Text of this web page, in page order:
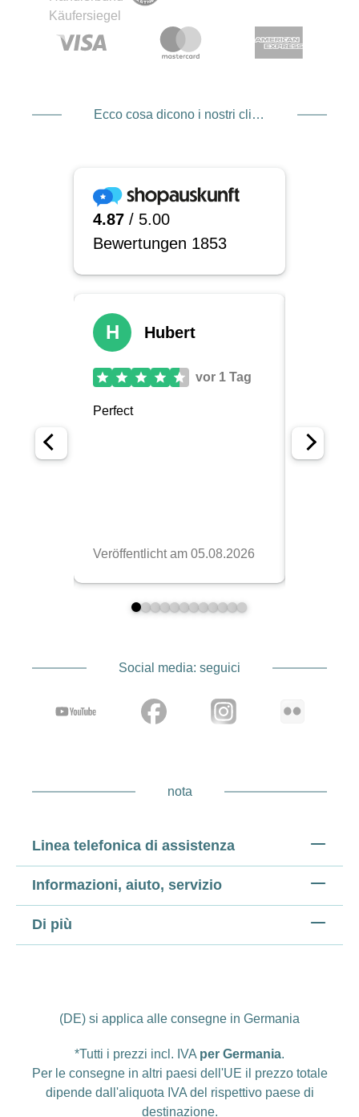
Ecco cosa dicono i nostri clienti
Social media: seguici
nota
Linea telefonica di assistenza
Informazioni, aiuto, servizio
Di più
(DE) si applica alle consegne in Germania
*Tutti i prezzi incl. IVA per Germania.
Per le consegne in altri paesi dell'UE il prezzo totale
dipende dall'aliquota IVA del rispettivo paese di
destinazione.